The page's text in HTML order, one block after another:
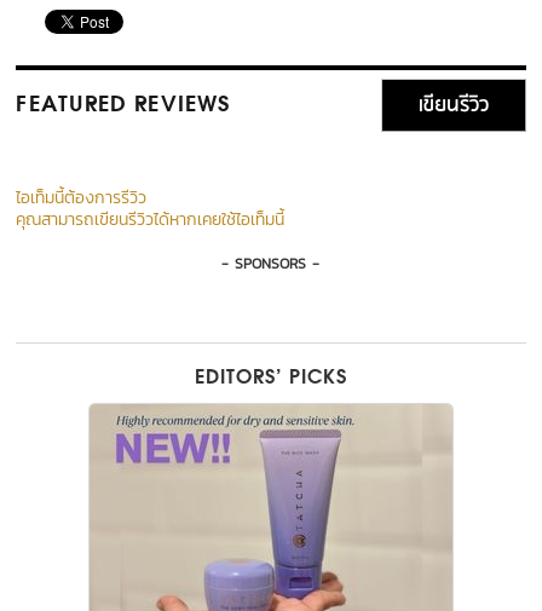
FEATURED REVIEWS เขียนรีวิว
ไอเท็มนี้ต้องการรีวิว
คุณสามารถเขียนรีวิวได้หากเคยใช้ไอเท็มนี้
- SPONSORS -
EDITORS’ PICKS